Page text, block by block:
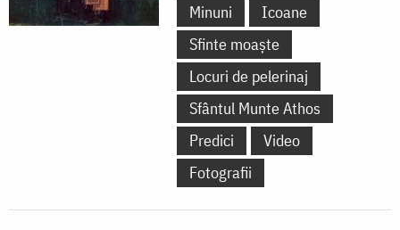
Minuni
Icoane
Sfinte moaște
Locuri de pelerinaj
Sfântul Munte Athos
Predici
Video
Fotografii